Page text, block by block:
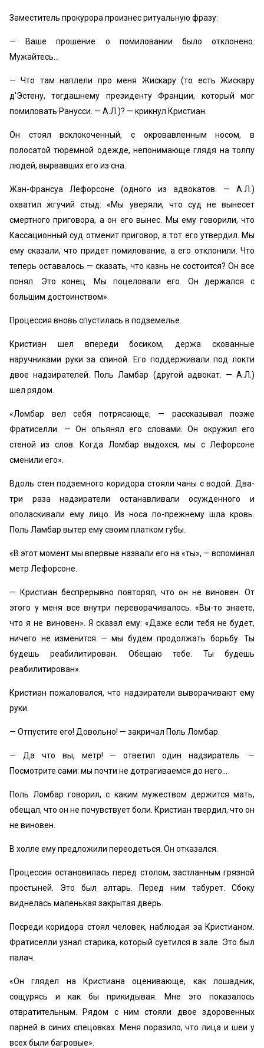
Заместитель прокурора произнес ритуальную фразу:
— Ваше прошение о помиловании было отклонено.
Мужайтесь…
— Что там наплели про меня Жискару (то есть Жискару
д'Эстену, тогдашнему президенту Франции, который мог
помиловать Ранусси. — А.Л.)? — крикнул Кристиан.
Он стоял всклокоченный, с окровавленным носом, в
полосатой тюремной одежде, непонимающе глядя на толпу
людей, вырвавших его из сна.
Жан-Франсуа Лефорсоне (одного из адвокатов. — А.Л.)
охватил жгучий стыд: «Мы уверяли, что суд не вынесет
смертного приговора, а он его вынес. Мы ему говорили, что
Кассационный суд отменит приговор, а тот его утвердил. Мы
ему сказали, что придет помилование, а его отклонили. Что
теперь оставалось — сказать, что казнь не состоится? Он все
понял. Это конец. Мы поцеловали его. Он держался с
большим достоинством».
Процессия вновь спустилась в подземелье.
Кристиан шел впереди босиком, держа скованные
наручниками руки за спиной. Его поддерживали под локти
двое надзирателей. Поль Ламбар (другой адвокат. — А.Л.)
шел рядом.
«Ломбар вел себя потрясающе, — рассказывал позже
Фратиселли. — Он опьянял его словами. Он окружил его
стеной из слов. Когда Ломбар выдохся, мы с Лефорсоне
сменили его».
Вдоль стен подземного коридора стояли чаны с водой. Два-
три раза надзиратели останавливали осужденного и
ополаскивали ему лицо. Из носа по-прежнему шла кровь.
Поль Ламбар вытер ему своим платком губы.
«В этот момент мы впервые назвали его на «ты», — вспоминал
метр Лефорсоне.
— Кристиан беспрерывно повторял, что он не виновен. От
этого у меня все внутри переворачивалось. «Вы-то знаете,
что я не виновен». Я сказал ему: «Даже если тебя не будет,
ничего не изменится — мы будем продолжать борьбу. Ты
будешь реабилитирован. Обещаю тебе. Ты будешь
реабилитирован».
Кристиан пожаловался, что надзиратели выворачивают ему
руки.
— Отпустите его! Довольно! — закричал Поль Ломбар.
— Да что вы, метр! — ответил один надзиратель. —
Посмотрите сами: мы почти не дотрагиваемся до него…
Поль Ломбар говорил, с каким мужеством держится мать,
обещал, что он не почувствует боли. Кристиан твердил, что он
не виновен.
В холле ему предложили переодеться. Он отказался.
Процессия остановилась перед столом, застланным грязной
простыней. Это был алтарь. Перед ним табурет. Сбоку
виднелась маленькая закрытая дверь.
Посреди коридора стоял человек, наблюдая за Кристианом.
Фратиселли узнал старика, который суетился в зале. Это был
палач.
«Он глядел на Кристиана оценивающе, как лошадник,
сощурясь и как бы прикидывая. Мне это показалось
отвратительным. Рядом с ним стояли двое здоровенных
парней в синих спецовках. Меня поразило, что лица и шеи у
всех были багровые».